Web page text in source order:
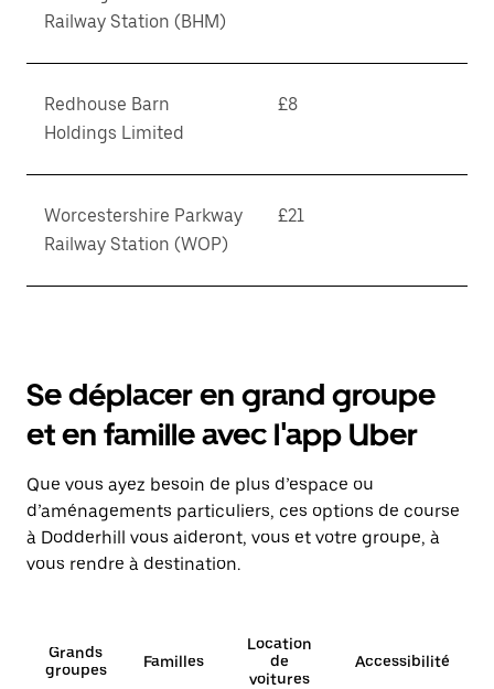
Railway Station (BHM)
Redhouse Barn
Holdings Limited
£8
Worcestershire Parkway
Railway Station (WOP)
£21
Se déplacer en grand groupe
et en famille avec l'app Uber
Que vous ayez besoin de plus d’espace ou
d’aménagements particuliers, ces options de course
à Dodderhill vous aideront, vous et votre groupe, à
vous rendre à destination.
Grands
groupes
Familles
Location
de
voitures
Accessibilité